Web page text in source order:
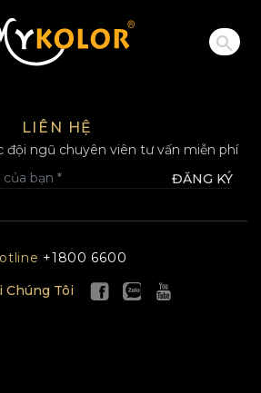
LIÊN HỆ
đội ngũ chuyên viên tư vấn miễn phí
ĐĂNG KÝ
+1800 6600
Chúng Tôi